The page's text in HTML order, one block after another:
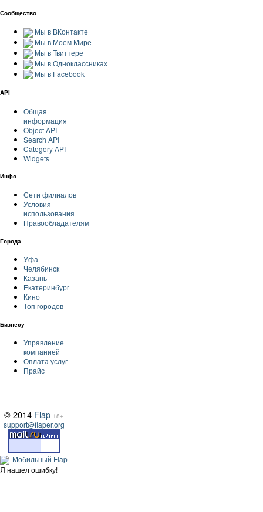
Сообщество
Мы в ВКонтакте
Мы в Моем Мире
Мы в Твиттере
Мы в Одноклассниках
Мы в Facebook
API
Общая
информация
Object API
Search API
Category API
Widgets
Инфо
Сети филиалов
Условия
использования
Правообладателям
Города
Уфа
Челябинск
Казань
Екатеринбург
Кино
Топ городов
Бизнесу
Управление
компанией
Оплата услуг
Прайс
© 2014 Flap 18+
support@flaper.org
Мобильный Flap
Я нашел ошибку!